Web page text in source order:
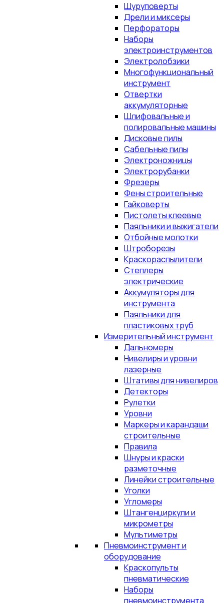
Шуруповерты
Дрели и миксеры
Перфораторы
Наборы
электроинструментов
Электролобзики
Многофункциональный
инструмент
Отвертки
аккумуляторные
Шлифовальные и
полировальные машины
Дисковые пилы
Сабельные пилы
Электроножницы
Электрорубанки
Фрезеры
Фены строительные
Гайковерты
Пистолеты клеевые
Паяльники и выжигатели
Отбойные молотки
Штроборезы
Краскораспылители
Степлеры
электрические
Аккумуляторы для
инструмента
Паяльники для
пластиковых труб
Измерительный инструмент
Дальномеры
Нивелиры и уровни
лазерные
Штативы для нивелиров
Детекторы
Рулетки
Уровни
Маркеры и карандаши
строительные
Правила
Шнуры и краски
разметочные
Линейки строительные
Уголки
Угломеры
Штангенциркули и
микрометры
Мультиметры
Пневмоинструмент и
оборудование
Краскопульты
пневматические
Наборы
пневмоинструмента